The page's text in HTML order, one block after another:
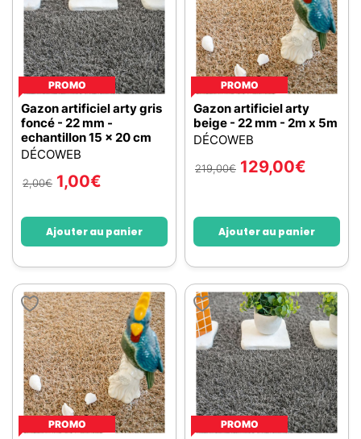
PROMO
Gazon artificiel arty gris
foncé - 22 mm -
echantillon 15 x 20 cm
DÉCOWEB
2,00€ 1,00€
Ajouter au panier
PROMO
Gazon artificiel arty
beige - 22 mm - 2m x 5m
DÉCOWEB
219,00€ 129,00€
Ajouter au panier
PROMO PROMO